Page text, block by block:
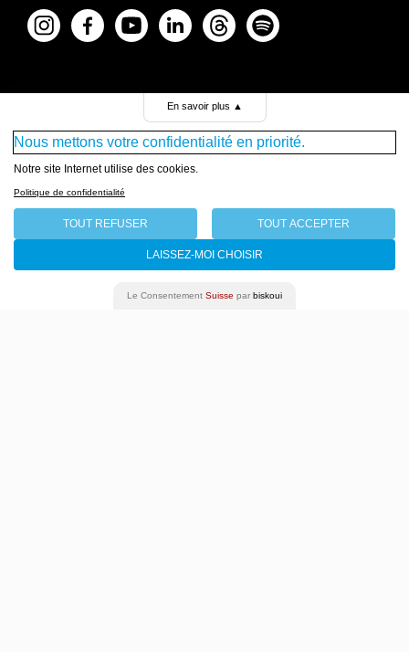
Emplois & stages
Newsletter
Télécharger la brochure
Plan du site
Gestion des cookies
En savoir plus ▲
Nous mettons votre confidentialité en priorité.
Notre site Internet utilise des cookies.
Politique de confidentialité
TOUT REFUSER TOUT ACCEPTER
LAISSEZ-MOI CHOISIR
Le Consentement Suisse par biskoui